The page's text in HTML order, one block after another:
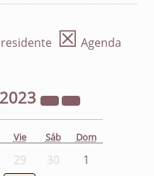
☒ Agenda
2023
Vie Sáb Dom
29 30
1